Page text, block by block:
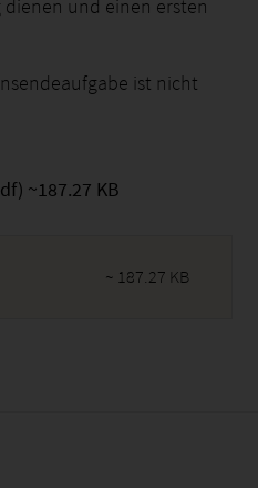
dienen und einen ersten
ist nicht
~187.27 KB
~ 187.27 KB